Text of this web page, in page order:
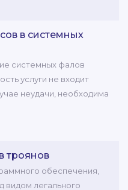
в системных
системных фалов
услуги не входит
неудачи, необходима
троянов
обеспечения,
видом легального